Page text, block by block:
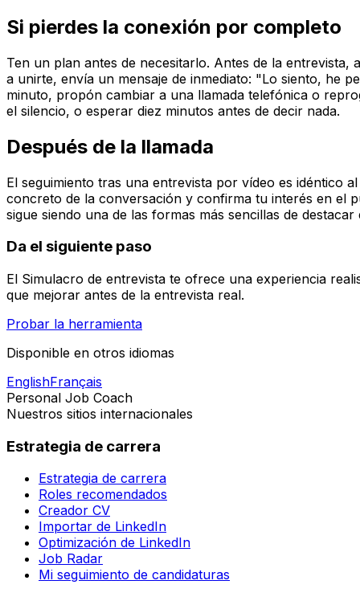
Si pierdes la conexión por completo
Ten un plan antes de necesitarlo. Antes de la
a unirte, envía un mensaje de inmediato: "Lo siento, he
minuto, propón cambiar a una llamada telefónica o
el silencio, o esperar diez minutos antes de decir nada.
Después de la llamada
El seguimiento tras una entrevista por vídeo es idéntico
concreto de la conversación y confirma tu interés en el
sigue siendo una de las formas más sencillas de
Da el siguiente paso
El Simulacro de entrevista te ofrece una experiencia
que mejorar antes de la entrevista real.
Probar la herramienta
Disponible en otros idiomas
EnglishFrançais
Personal Job Coach
Nuestros sitios internacionales
Estrategia de carrera
Estrategia de carrera
Roles recomendados
Creador CV
Importar de LinkedIn
Optimización de LinkedIn
Job Radar
Mi seguimiento de candidaturas